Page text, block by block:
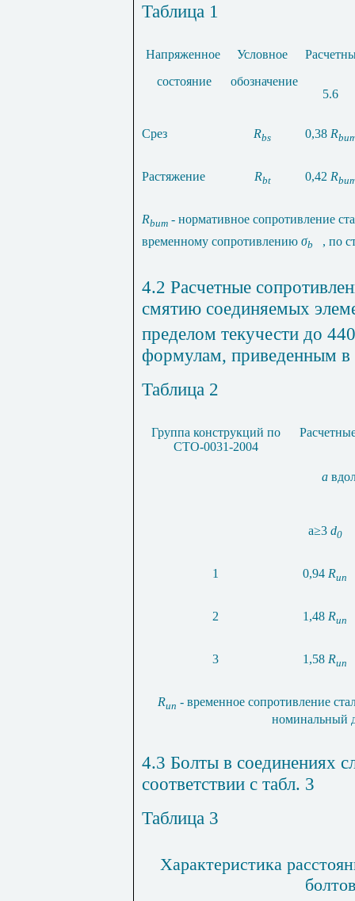
Таблица 1
Напряженное
состояние
Условное
обозначение
5.6
Срез Rbs 0,38 R
Растяжение Rbt 0,42 R
Rbum - нормативное сопротивление
временному сопротивлению σb , по
4.2 Расчетные
смятию соединяемых
пределом текучести до
формулам, приведенным в
Таблица 2
Группа конструкций по
СТО-0031-2004
а
а≥3 d0
1 0,94 Run
2 1,48 Run
3 1,58 Run
Run - временное сопротивление
номинальный
4.3 Болты в соединениях
соответствии с табл. 3
Таблица 3
Характеристика
болтов